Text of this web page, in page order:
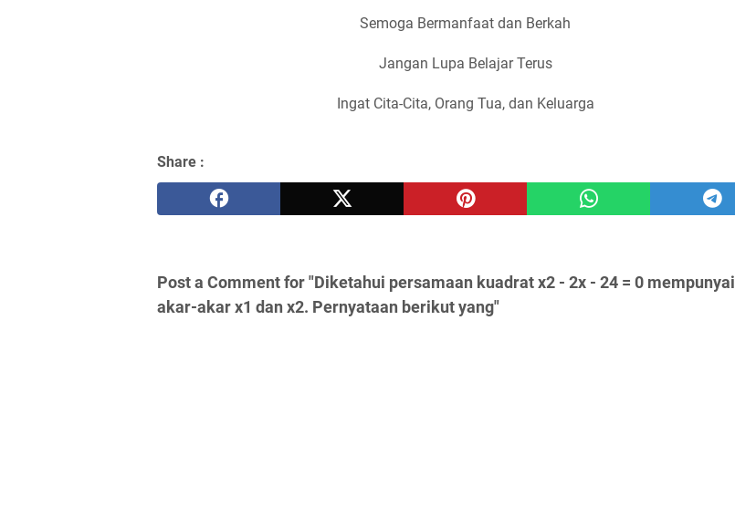
Semoga Bermanfaat dan Berkah
Jangan Lupa Belajar Terus
Ingat Cita-Cita, Orang Tua, dan Keluarga
Share :
Post a Comment for "Diketahui persamaan kuadrat x2 - 2x - 24 = 0 mempunyai
akar-akar x1 dan x2. Pernyataan berikut yang"